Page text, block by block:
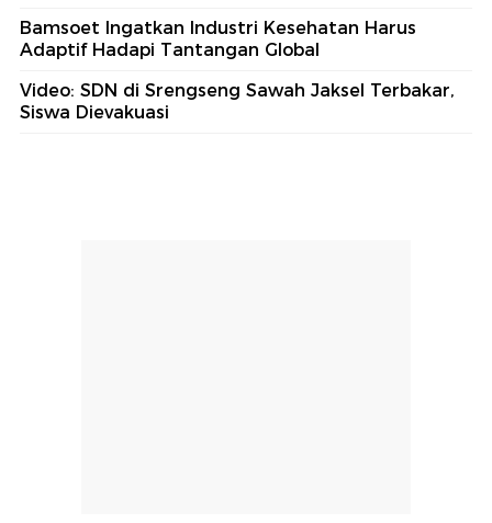
Bamsoet Ingatkan Industri Kesehatan Harus
Adaptif Hadapi Tantangan Global
Video: SDN di Srengseng Sawah Jaksel Terbakar,
Siswa Dievakuasi